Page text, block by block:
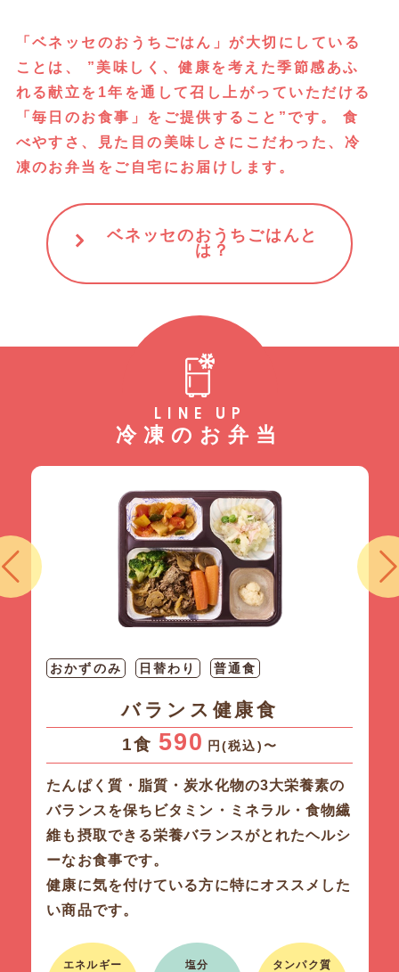
「ベネッセのおうちごはん」が大切にしている
ことは、
”美味しく、健康を考えた季節感あふ
れる献立を1年を通して召し上がっていただける
「毎日のお食事」をご提供すること”です。 食
べやすさ、見た目の美味しさにこだわった、冷
凍のお弁当をご自宅にお届けします。
ベネッセのおうちごはんと
は？
LINE UP
冷凍のお弁当
おかずのみ 日替わり 普通食
バランス健康食
1食 590 円(税込)〜
たんぱく質・脂質・炭水化物の3大栄養素の
バランスを保ちビタミン・ミネラル・食物繊
維も摂取できる栄養バランスがとれたヘルシ
ーなお食事です。
健康に気を付けている方に特にオススメした
い商品です。
エネルギー 塩分 タンパク質